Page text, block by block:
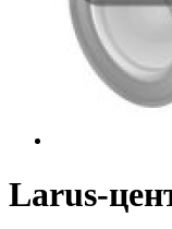
Larus-